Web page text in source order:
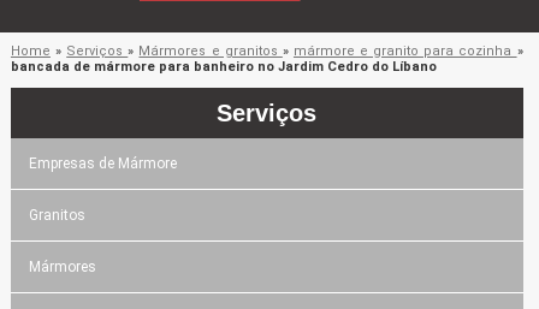
Home » Serviços» Mármores e granitos » mármore e granito para cozinha »
bancada de mármore para banheiro no Jardim Cedro do Líbano
Serviços
Empresas de Mármore
Granitos
Mármores